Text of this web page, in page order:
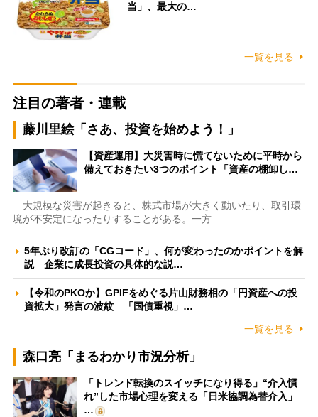
当」、最大の…
一覧を見る
注目の著者・連載
藤川里絵「さあ、投資を始めよう！」
【資産運用】大災害時に慌てないために平時から
備えておきたい3つのポイント「資産の棚卸し…
大規模な災害が起きると、株式市場が大きく動いたり、取引環
境が不安定になったりすることがある。一方…
5年ぶり改訂の「CGコード」、何が変わったのかポイントを解
説 企業に成長投資の具体的な説…
【令和のPKOか】GPIFをめぐる片山財務相の「円資産への投
資拡大」発言の波紋 「国債重視」…
一覧を見る
森口亮「まるわかり市況分析」
「トレンド転換のスイッチになり得る」“介入慣
れ”した市場心理を変える「日米協調為替介入」
…